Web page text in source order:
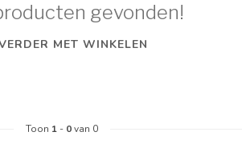
gevonden!
MET WINKELEN
Toon 1 - 0van 0